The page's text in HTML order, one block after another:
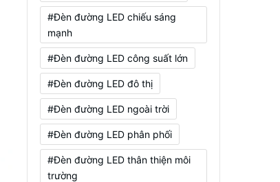
#Đèn đường LED chiếu sáng
mạnh
#Đèn đường LED công suất lớn
#Đèn đường LED đô thị
#Đèn đường LED ngoài trời
#Đèn đường LED phân phối
#Đèn đường LED thân thiện môi
trường